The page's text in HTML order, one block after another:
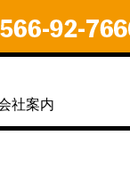
社案内